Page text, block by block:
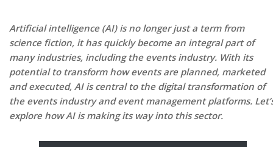
Artificial intelligence (AI) is no longer just a term from
science fiction, it has quickly become an integral part of
many industries, including the events industry. With its
potential to transform how events are planned, marketed
and executed, AI is central to the digital transformation of
the events industry and event management platforms.
explore how AI is making its way into this sector.